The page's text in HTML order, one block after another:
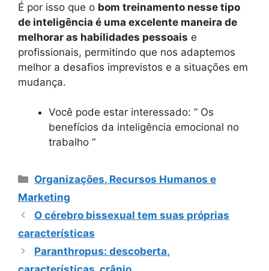
É por isso que o bom treinamento nesse tipo
de inteligência é uma excelente maneira de
melhorar as habilidades pessoais e
profissionais, permitindo que nos adaptemos
melhor a desafios imprevistos e a situações em
mudança.
Você pode estar interessado: ” Os
benefícios da inteligência emocional no
trabalho “
Categorias
Organizações, Recursos Humanos e
Marketing
O cérebro bissexual tem suas próprias
características
Paranthropus: descoberta,